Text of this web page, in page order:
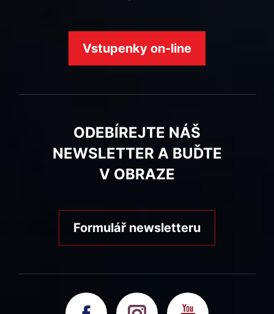
Vstupenky on-line
ODEBÍREJTE NÁŠ
NEWSLETTER A BUĎTE
V OBRAZE
Formulář newsletteru